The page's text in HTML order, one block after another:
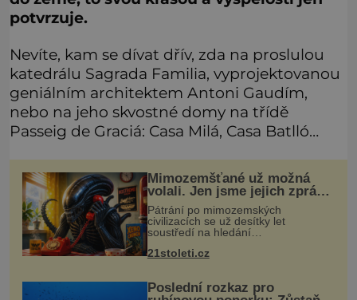
potvrzuje.
Nevíte, kam se dívat dřív, zda na proslulou
katedrálu Sagrada Familia, vyprojektovanou
geniálním architektem Antoni Gaudím,
nebo na jeho skvostné domy na třídě
Passeig de Graciá: Casa Milá, Casa Batlló…
Mimozemšťané už možná
volali. Jen jsme jejich zprávu
nedokázali rozpoznat
Pátrání po mimozemských
civilizacích se už desítky let
soustředí na hledání
které by příroda sama vytvořila jen
21stoleti.cz
Poslední rozkaz pro